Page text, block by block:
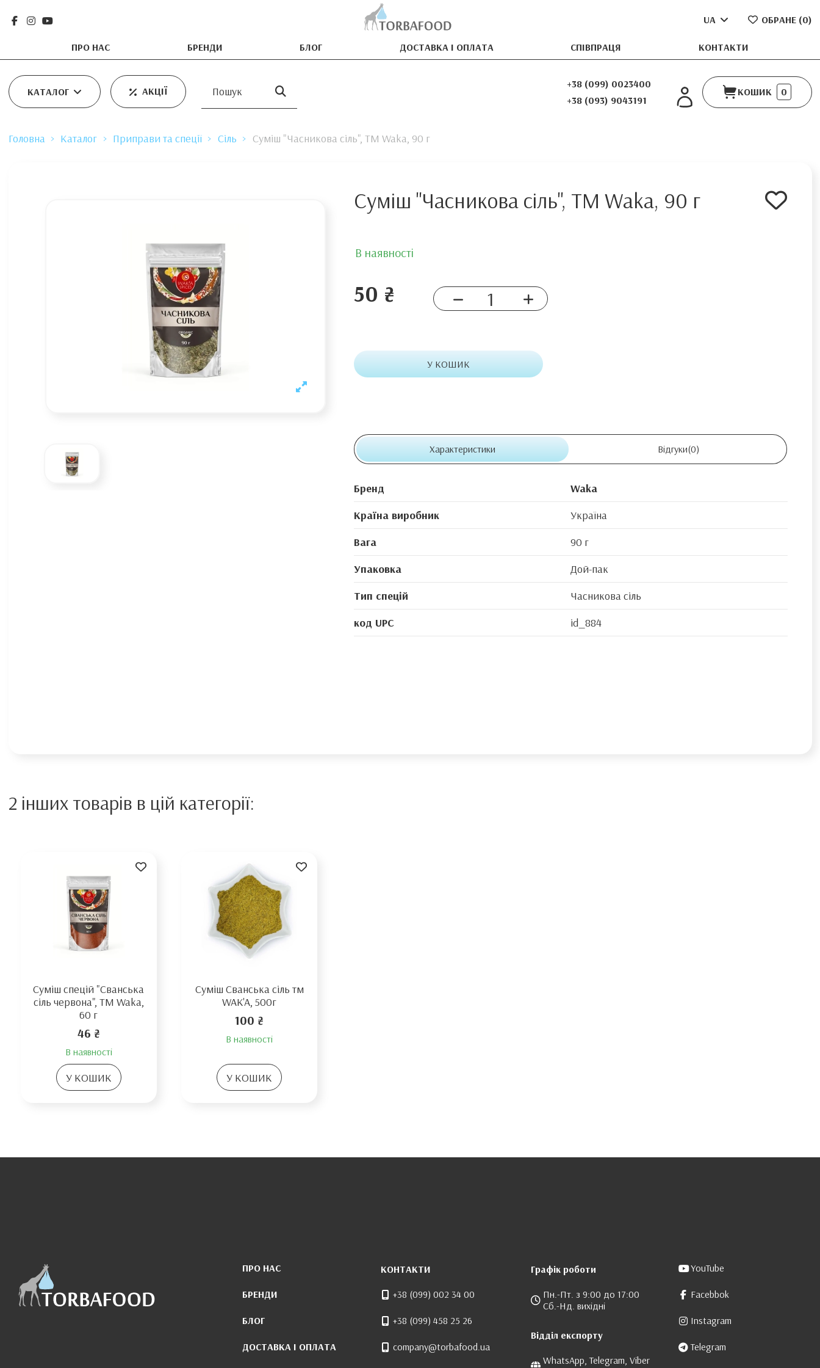
ПРО НАС БРЕНДИ БЛОГ ДОСТАВКА І ОПЛАТА СПІВПРАЦЯ КОНТАКТИ
UA ОБРАНЕ (0)
КАТАЛОГ АКЦІЇ
+38 (099) 0023400
+38 (093) 9043191
КОШИК 0
Головна Каталог Приправи та спеції Сіль Суміш "Часникова сіль", ТМ Waka, 90 г
Суміш "Часникова сіль", ТМ Waka, 90 г
В наявності
50 ₴
У КОШИК
Характеристики Відгуки(0)
Бренд
Waka
Країна виробник
Україна
Вага
90 г
Упаковка
Дой-пак
Тип спецій
Часникова сіль
код UPC
id_884
2 інших товарів в цій категорії:
Суміш спецій "Сванська
сіль червона", TM Waka,
60 г
46 ₴
В наявності
У КОШИК
Суміш Сванська сіль тм
WAK'A, 500г
100 ₴
В наявності
У КОШИК
ПРО НАС
БРЕНДИ
БЛОГ
ДОСТАВКА І ОПЛАТА
КОНТАКТИ
+38 (099) 002 34 00
+38 (099) 458 25 26
company@torbafood.ua
Графік роботи
Пн.-Пт. з 9:00 до 17:00
Сб.-Нд. вихідні
Відділ експорту
WhatsApp, Telegram, Viber
YouTube
Facebbok
Instagram
Telegram